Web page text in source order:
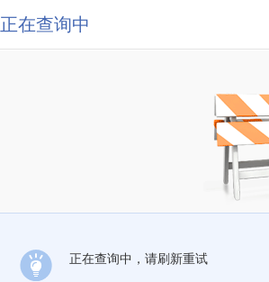
正在查询中
正在查询中，请刷新重试